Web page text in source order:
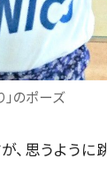
のポーズ
思うように